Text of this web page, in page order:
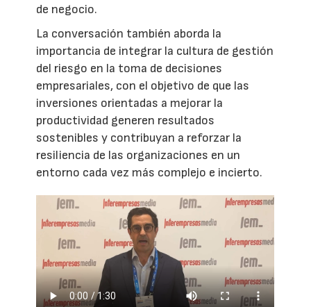
de negocio.
La conversación también aborda la
importancia de integrar la cultura de gestión
del riesgo en la toma de decisiones
empresariales, con el objetivo de que las
inversiones orientadas a mejorar la
productividad generen resultados
sostenibles y contribuyan a reforzar la
resiliencia de las organizaciones en un
entorno cada vez más complejo e incierto.